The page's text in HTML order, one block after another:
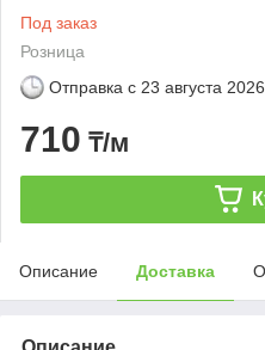
Под заказ
Розница
Отправка с 23 августа 2026
710 ₸/м
Описание Доставка